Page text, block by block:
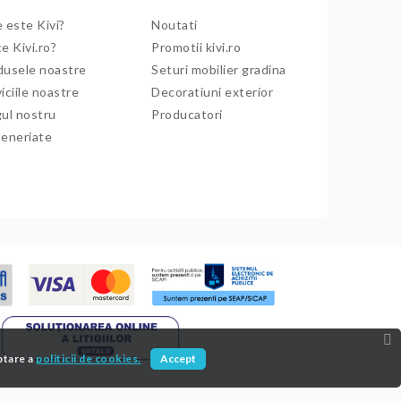
este Kivi?
Kivi.ro?
noastre
noastre
nostru
Noutati
Promotii kivi.ro
Seturi mobilier gradina
Decoratiuni exterior
Producatori
a politicii de cookies. Accept